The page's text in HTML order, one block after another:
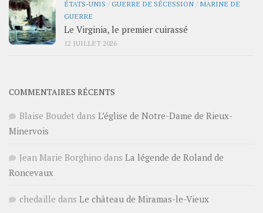
ÉTATS-UNIS /GUERRE DE SÉCESSION / MARINE DE
GUERRE
Le Virginia, le premier cuirassé
12 JUILLET 2026
COMMENTAIRES RÉCENTS
Blaise Boudet dans L’église de Notre-Dame de Rieux-
Minervois
Jean Marie Borghino dans La légende de Roland de
Roncevaux
chedaille dans Le château de Miramas-le-Vieux